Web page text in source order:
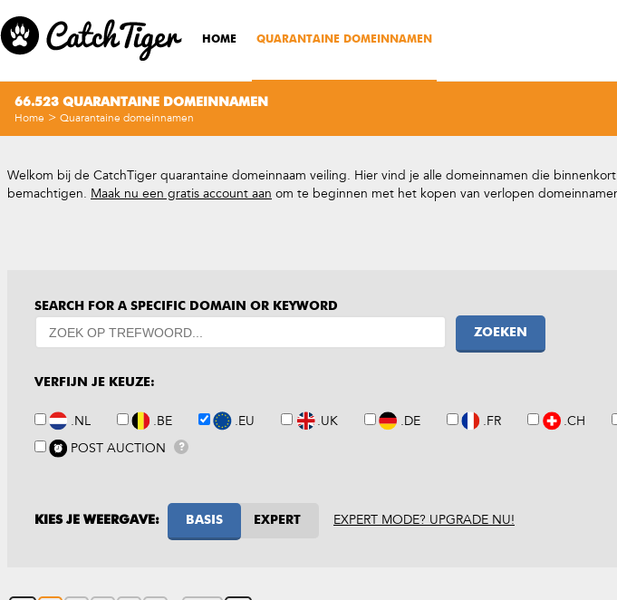
HOME QUARANTAINE DOMEINNAMEN
66.523 QUARANTAINE DOMEINNAMEN
Home > Quarantaine domeinnamen
Welkom bij de CatchTiger quarantaine domeinnaam veiling. Hier vind je alle domeinnamen die
bemachtigen. Maak nu een gratis account aan om te beginnen met het kopen van verlopen
SEARCH FOR A SPECIFIC DOMAIN OR KEYWORD
ZOEKEN
VERFIJN JE KEUZE:
.NL .BE .EU .UK .DE .FR .CH
POST AUCTION ?
KIES JE WEERGAVE: BASIS EXPERT EXPERT MODE? UPGRADE NU!